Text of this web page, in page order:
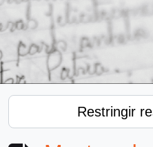
Restringir